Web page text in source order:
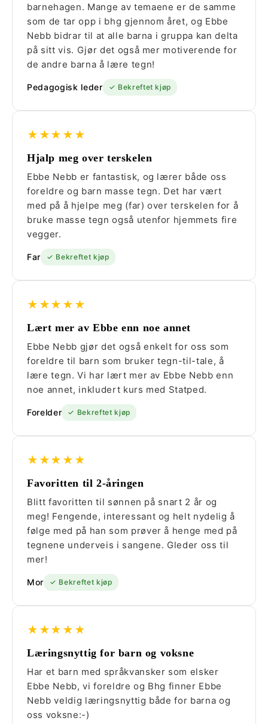
barnehagen. Mange av temaene er de samme
som de tar opp i bhg gjennom året, og Ebbe
Nebb bidrar til at alle barna i gruppa kan delta
på sitt vis. Gjør det også mer motiverende for
de andre barna å lære tegn!
Pedagogisk leder ✓ Bekreftet kjøp
★★★★★
Hjalp meg over terskelen
Ebbe Nebb er fantastisk, og lærer både oss
foreldre og barn masse tegn. Det har vært
med på å hjelpe meg (far) over terskelen for å
bruke masse tegn også utenfor hjemmets fire
vegger.
Far ✓ Bekreftet kjøp
★★★★★
Lært mer av Ebbe enn noe annet
Ebbe Nebb gjør det også enkelt for oss som
foreldre til barn som bruker tegn-til-tale, å
lære tegn. Vi har lært mer av Ebbe Nebb enn
noe annet, inkludert kurs med Statped.
Forelder ✓ Bekreftet kjøp
★★★★★
Favoritten til 2-åringen
Blitt favoritten til sønnen på snart 2 år og
meg! Fengende, interessant og helt nydelig å
følge med på han som prøver å henge med på
tegnene underveis i sangene. Gleder oss til
mer!
Mor ✓ Bekreftet kjøp
★★★★★
Læringsnyttig for barn og voksne
Har et barn med språkvansker som elsker
Ebbe Nebb, vi foreldre og Bhg finner Ebbe
Nebb veldig læringsnyttig både for barna og
oss voksne:-)